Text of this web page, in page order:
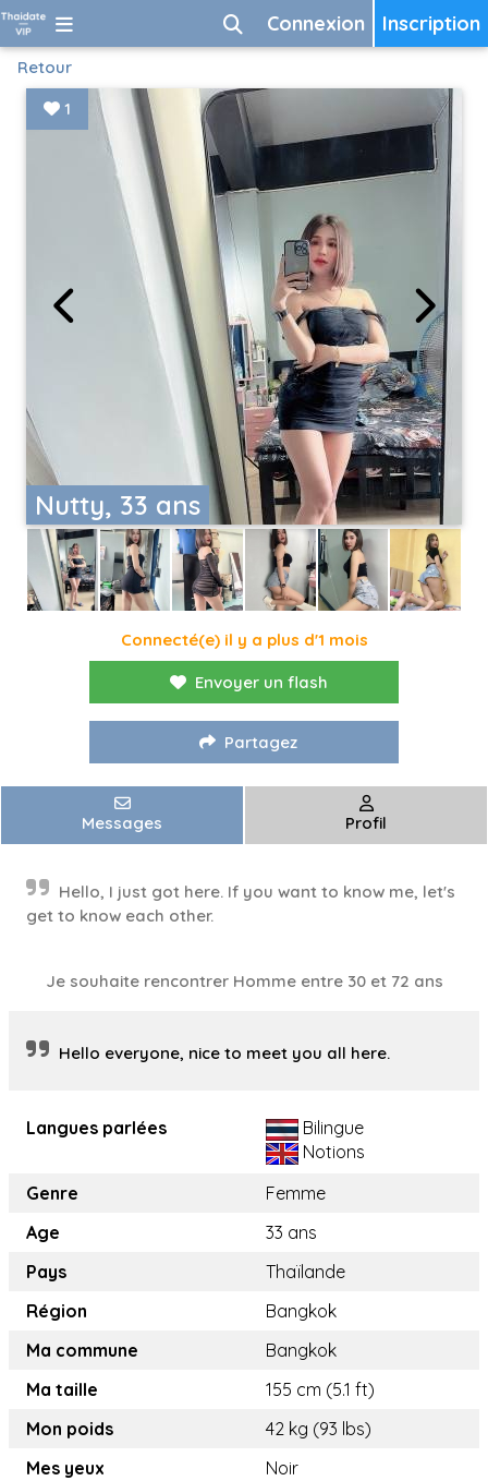
Inscription
Connexion
Retour
Nutty, 33 ans
1
Connecté(e) il y a plus d'1 mois
Envoyer un flash
Partagez
Messages Profil
Hello, I just got here. If you want to know me, let's
get to know each other.
Je souhaite rencontrer Homme entre 30 et 72 ans
Hello everyone, nice to meet you all here.
Langues parlées
Bilingue
Notions
Genre
Femme
Age
33 ans
Pays
Thaïlande
Région
Bangkok
Ma commune
Bangkok
Ma taille
155 cm (5.1 ft)
Mon poids
42 kg (93 lbs)
Mes yeux
Noir